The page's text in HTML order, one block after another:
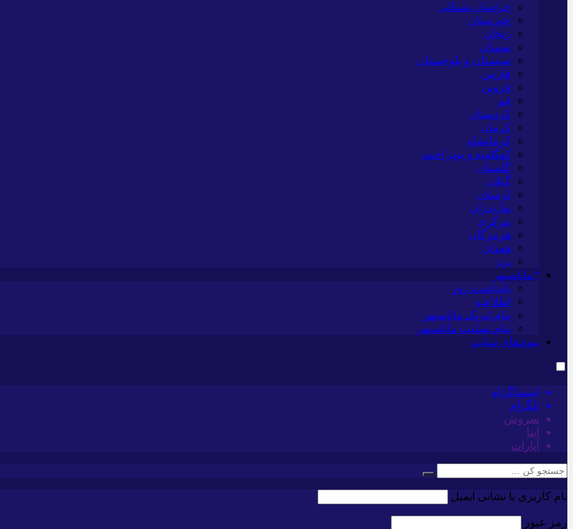
خراسان شمالی
خوزستان
زنجان
سمنان
سیستان و بلوچستان
فارس
قزوین
قم
کردستان
کرمان
کرمانشاه
کهگلویه و بویر احمد
گلستان
گیلان
لرستان
مازندران
مرکزی
هرمزگان
همدان
یزد
*ماناسپهر
یادداشت روز
اطلاعیه
پیام تبریک ماناسپهر
پیام تسلیت ماناسپهر
پیوندهای سایت
اینستاگرام
تلگرام
سروش
ایتا
آپارات
نام کاربری یا نشانی ایمیل
رمز عبور